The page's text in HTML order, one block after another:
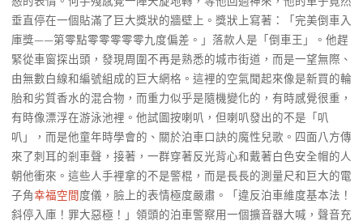
垂直停在一個貼滿了巨大獎狀的牆壁上。獎狀上寫著：「完美倒車入
庫獎——第零點零零零零零九度偏差。」落款人是「倒車王」。他趕
緊從車窗探出頭，發現周圍不再是熟悉的城市街道，而是一望無際、
由無數白線和編號組成的巨大網格。這裡的空氣聞起來像是新買的輪
胎和劣質香水的混合物，而重力似乎是隨機變化的，有時感覺很重，
有時像漂浮在游泳池裡。他試圖按喇叭，但喇叭發出的不是「叭
叭」，而是他童年時學會的、關於泊車口訣的魔性兒歌。四面八方傳
來了刺耳的剎車聲，接著，一群穿著反光背心和戴著白色安全帽的人
朝他衝來。這些人手裡拿的不是警棍，而是長長的測量尺和巨大的電
子角幸福空間度儀，臉上的表情極度嚴肅。「違反泊車維度基本法！
斜停入庫！罪大惡極！」領頭的泊車警察用一個擴音器大喊，聲音充